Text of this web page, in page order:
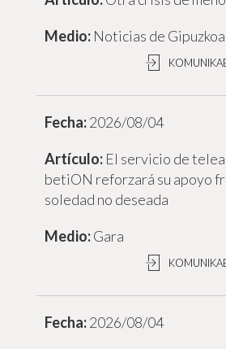
Noticias de Gipuzkoa
2026/08/04
El servicio de
betiON reforzará su apoyo
soledad no deseada
Gara
2026/08/04